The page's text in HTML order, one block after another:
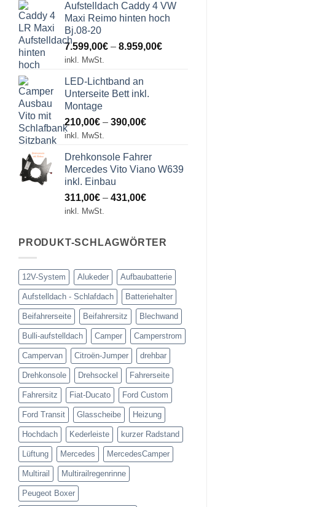
bis
514,00€
Aufstelldach Caddy 4 VW
Maxi Reimo hinten hoch
Bj.08-20
7.599,00€ – 8.959,00€Preisspanne:
inkl. MwSt.
LED-Lichtband an
Unterseite Bett inkl.
Montage
210,00€ – 390,00€Preisspanne:
390,00€
inkl. MwSt.
Drehkonsole Fahrer
Mercedes Vito Viano W639
inkl. Einbau
311,00€ – 431,00€Preisspanne:
inkl. MwSt.
PRODUKT-SCHLAGWÖRTER
12V-System Alukeder Aufbaubatterie
Aufstelldach - Schlafdach Batteriehalter
Beifahrerseite Beifahrersitz Blechwand
Bulli-aufstelldach Camper Camperstrom
Campervan Citroën-Jumper drehbar
Drehkonsole Drehsockel Fahrerseite
Fahrersitz Fiat-Ducato Ford Custom
Ford Transit Glasscheibe Heizung
Hochdach Kederleiste kurzer Radstand
Lüftung Mercedes MercedesCamper
Multirail Multirailregenrinne
Peugeot Boxer